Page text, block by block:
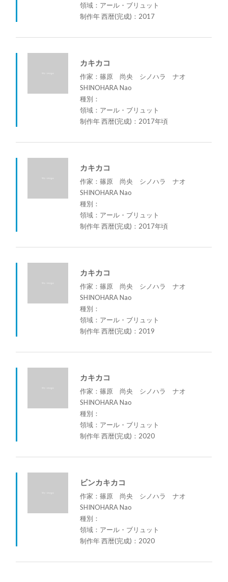
領域：アール・ブリュット
制作年 西暦(完成)：2017
カキカコ
作家：篠原 尚央 シノハラ ナオ
SHINOHARA Nao
種別：
領域：アール・ブリュット
制作年 西暦(完成)：2017年頃
カキカコ
作家：篠原 尚央 シノハラ ナオ
SHINOHARA Nao
種別：
領域：アール・ブリュット
制作年 西暦(完成)：2017年頃
カキカコ
作家：篠原 尚央 シノハラ ナオ
SHINOHARA Nao
種別：
領域：アール・ブリュット
制作年 西暦(完成)：2019
カキカコ
作家：篠原 尚央 シノハラ ナオ
SHINOHARA Nao
種別：
領域：アール・ブリュット
制作年 西暦(完成)：2020
ビンカキカコ
作家：篠原 尚央 シノハラ ナオ
SHINOHARA Nao
種別：
領域：アール・ブリュット
制作年 西暦(完成)：2020